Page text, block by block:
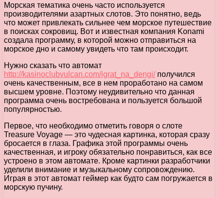
Морская тематика очень часто используется
производителями азартных слотов. Это понятно, ведь
что может привлекать сильнее чем морское путешествие
в поисках сокровищ. Вот и известная компания Konami
создала программу, в которой можно отправиться на
морское дно и самому увидеть что там происходит.
Нужно сказать что автомат
http://kasinoclubvulcan.com/igrat_na_dengi/получился
очень качественным, все в нем проработано на самом
высшем уровне. Поэтому неудивительно что данная
программа очень востребована и пользуется большой
популярностью.
Первое, что необходимо отметить говоря о слоте
Treasure Voyage — это чудесная картинка, которая сразу
бросается в глаза. Графика этой программы очень
качественная, и игроку обязательно понравиться, как все
устроено в этом автомате. Кроме картинки разработчики
уделили внимание и музыкальному сопровождению.
Играя в этот автомат геймер как будто сам погружается в
морскую пучину.